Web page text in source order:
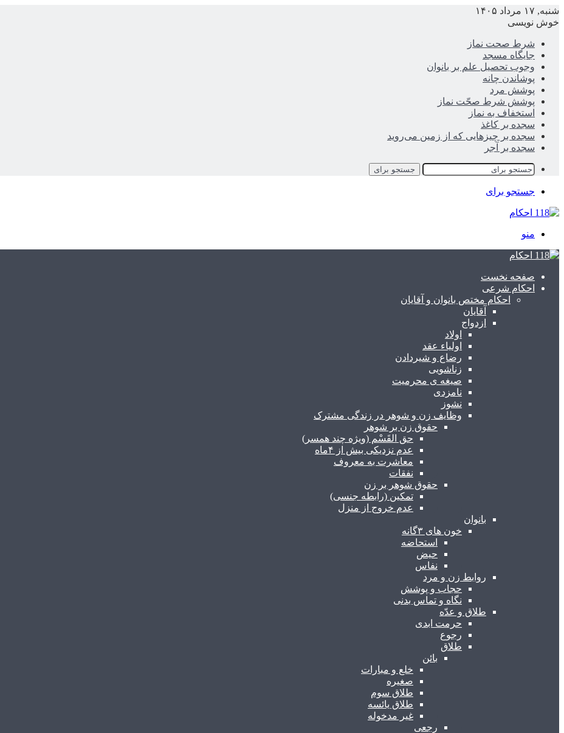
شنبه, ۱۷ مرداد ۱۴۰۵
خوش نویسی
شرط صحت نماز
جایگاه مسجد
وجوب تحصیل علم بر بانوان
پوشاندن چانه
پوشش مرد
پوشش شرط صحّت نماز
استخفاف به نماز
سجده بر کاغذ
سجده بر چیزهایی که از زمین می‌روید
سجده بر آجر
جستجو برای
جستجو برای
منو
صفحه نخست
احکام شرعی
احکام مختص بانوان و آقایان
آقایان
ازدواج
اولاد
اولیاء عقد
رضاع و شیردادن
زناشویی
صیغه ی محرمیت
نامزدی
نشوز
وظایف زن و شوهر در زندگی مشترک
حقوق زن بر شوهر
حق القَسْم (ویژه چند همسر)
عدم نزدیکی بیش از ۴ماه
معاشرت به معروف
نفقات
حقوق شوهر بر زن
تمکین (رابطه جنسی)
عدم خروج از منزل
بانوان
خون های ۳گانه
استحاضه
حیض
نفاس
روابط زن و مرد
حجاب و پوشش
نگاه و تماس بدنی
طلاق و عدّه
حرمت ابدی
رجوع
طلاق
بائن
خلع و مبارات
صغیره
طلاق سوم
طلاق یائسه
غیر مدخوله
رجعی